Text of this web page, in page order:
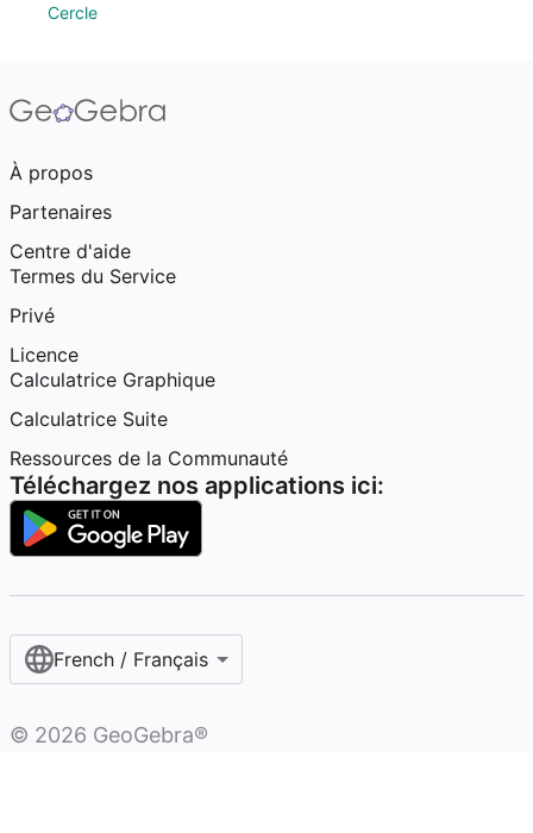
Cercle
À propos
Partenaires
Centre d'aide
Termes du Service
Privé
Licence
Calculatrice Graphique
Calculatrice Suite
Ressources de la Communauté
Téléchargez nos applications ici:
French / Français‎
© 2026 GeoGebra®